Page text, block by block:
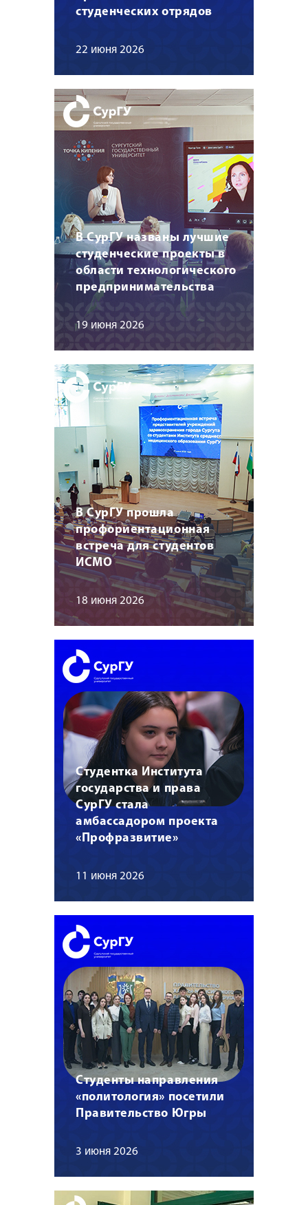
студенческих отрядов
22 июня 2026
В СурГУ названы лучшие
студенческие проекты в
области технологического
предпринимательства
19 июня 2026
В СурГУ прошла
профориентационная
встреча для студентов
ИСМО
18 июня 2026
Студентка Института
государства и права
СурГУ стала
амбассадором проекта
«Профразвитие»
11 июня 2026
Студенты направления
«политология» посетили
Правительство Югры
3 июня 2026